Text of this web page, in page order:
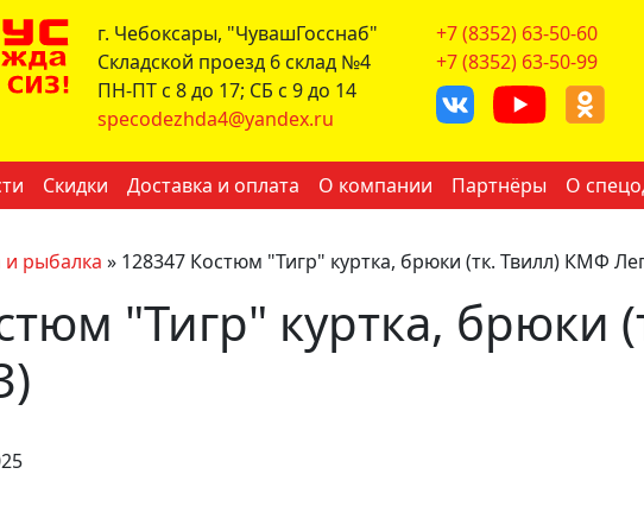
г. Чебоксары, "ЧувашГосснаб"
Складской проезд 6 склад №4
ПН-ПТ с 8 до 17; СБ с 9 до 14
specodezhda4@yandex.ru
+7 (8352) 63-50-60
+7 (8352) 63-50-99
Скидки Доставка и оплата О компании Партнёры О
и рыбалка » 128347 Костюм "Тигр" куртка, брюки (тк. Твилл) КМФ
"Тигр" куртка, брюки